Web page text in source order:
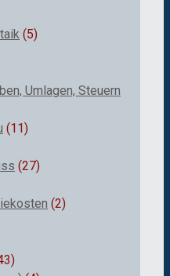
(5)
Umlagen, Steuern
(11)
(27)
(2)